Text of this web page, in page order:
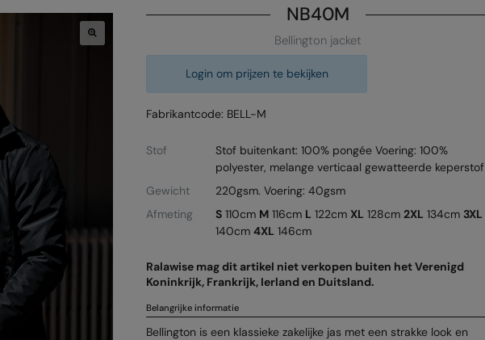
NB40M
Bellington jacket
Login om prijzen te bekijken
Fabrikantcode: BELL-M
Stof
Stof buitenkant: 100% pongée Voering: 100%
polyester, melange verticaal gewatteerde keperstof
Gewicht
220gsm. Voering: 40gsm
Afmeting
S110cm M116cm L 122cm XL 128cm 2XL 134cm 3XL
140cm 4XL 146cm
Ralawise mag dit artikel niet verkopen buiten het Verenigd
Koninkrijk, Frankrijk, Ierland en Duitsland.
Belangrijke informatie
Bellington is een klassieke zakelijke jas met een strakke look en